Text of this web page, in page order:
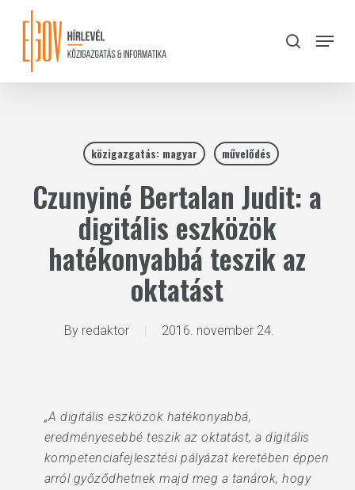
content
search
Menu
közigazgatás: magyar művelődés
Czunyiné Bertalan Judit: a
digitális eszközök
hatékonyabbá teszik az
oktatást
By redaktor 2016. november 24.
„A digitális eszközök hatékonyabbá,
eredményesebbé teszik az oktatást, a digitális
kompetenciafejlesztési pályázat keretében éppen
arról győződhetnek majd meg a tanárok, hogy
Close